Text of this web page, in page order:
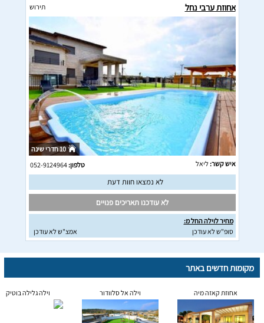
אחוזת ערבי נחל תירוש
10 חדרי שינה
איש קשר:ליאל טלפון:052-9124964
לא נמצאו חוות דעת
לא עודכנו תאריכים פנויים
מחיר לוילה החל מ:
סופ"ש לא עודכן
אמצ"ש לא עודכן
מקומות חדשים באתר
אחוזת קאזה מיה וילה אל סלוודור וילה גלילה בוטיק